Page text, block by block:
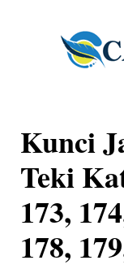
Kunci
Teki
173,
178,